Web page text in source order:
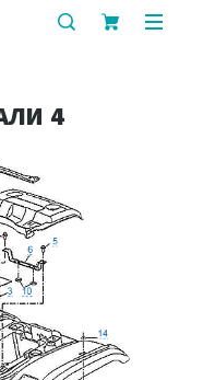
показать
4